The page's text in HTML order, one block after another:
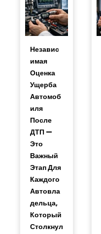
Независ
Имая
Оценка
Ущерба
Автомоб
Иля
После
ДТП —
Это
Важный
Этап Для
Каждого
Автовла
Дельца,
Который
Столкнул